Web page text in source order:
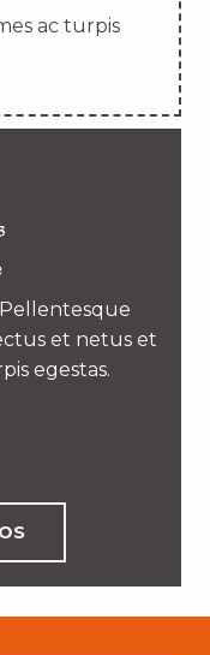
ac turpis
et netus et
egestas.